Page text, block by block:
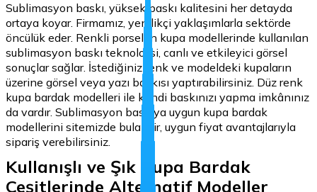
Sublimasyon baskı, yüksek baskı kalitesini her detayda
ortaya koyar. Firmamız, yenilikçi yaklaşımlarla sektörde
öncülük eder. Renkli porselen kupa modellerinde kullanılan
sublimasyon baskı teknolojisi, canlı ve etkileyici görsel
sonuçlar sağlar. İstediğiniz renk ve modeldeki kupaların
üzerine görsel veya yazı baskısı yaptırabilirsiniz. Düz renk
kupa bardak modelleri ile kendi baskınızı yapma imkânınız
da vardır. Sublimasyon baskıya uygun kupa bardak
modellerini sitemizde bulabilir, uygun fiyat avantajlarıyla
sipariş verebilirsiniz.
Kullanışlı ve Şık Kupa Bardak
Çeşitlerinde Alternatif Modeller